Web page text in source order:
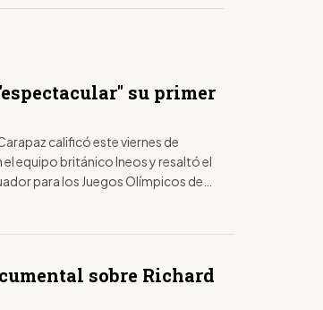
su primer
calificó este viernes de
equipo británico Ineos y resaltó el
para los Juegos Olímpicos de
sobre Richard